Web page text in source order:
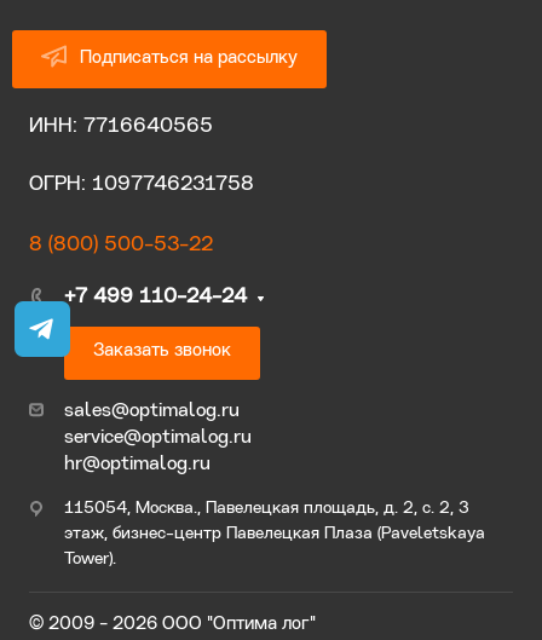
Подписаться на рассылку
ИНН: 7716640565
ОГРН: 1097746231758
8 (800) 500-53-22
+7 499 110-24-24
Заказать звонок
sales@optimalog.ru
service@optimalog.ru
hr@optimalog.ru
115054, Москва., Павелецкая площадь, д. 2, с. 2, 3
этаж, бизнес-центр Павелецкая Плаза (Paveletskaya
Tower).
© 2009 - 2026 ООО "Оптима лог"